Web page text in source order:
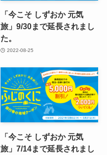
「今こそ しずおか 元気
旅」9/30まで延長されまし
た。
2022-08-25
「今こそ しずおか 元気
旅」7/14まで延長されまし